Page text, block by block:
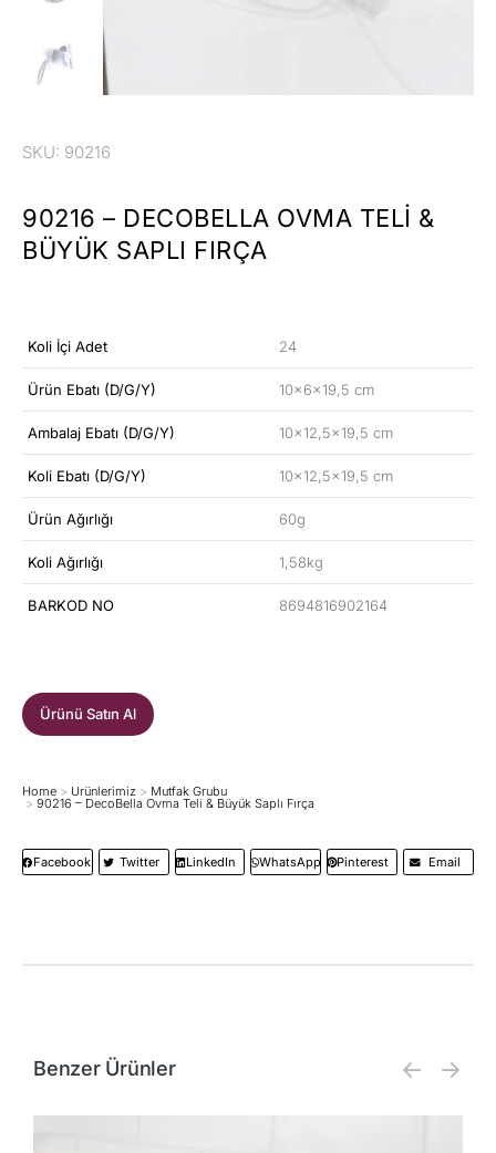
SKU: 90216
90216 – DECOBELLA OVMA TELI &
BÜYÜK SAPLI FIRÇA
Koli İçi Adet 24
Ürün Ebatı (D/G/Y) 10x6x19,5 cm
Ambalaj Ebatı (D/G/Y) 10×12,5×19,5 cm
Koli Ebatı (D/G/Y) 10×12,5×19,5 cm
Ürün Ağırlığı 60g
Koli Ağırlığı 1,58kg
BARKOD NO 8694816902164
Ürünü Satın Al
You are here:
Home Ürünlerimiz Mutfak Grubu
90216 – DecoBella Ovma Teli & Büyük Saplı Fırça
Facebook Twitter LinkedIn WhatsApp Pinterest Email
Benzer Ürünler